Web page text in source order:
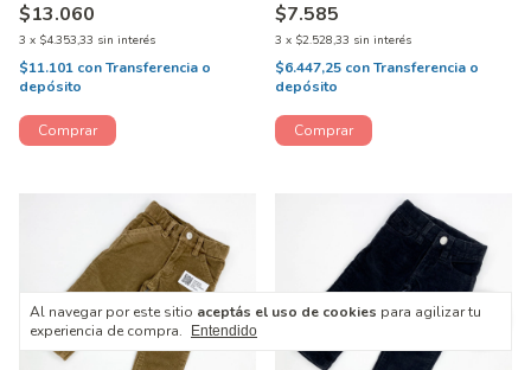
Al navegar por este sitio aceptás el uso de cookies para agilizar tu
experiencia de compra.
Entendido
$13.060
3 x $4.353,33 sin interés
$11.101 conTransferencia o
depósito
$7.585
3 x $2.528,33 sin interés
$6.447,25 conTransferencia o
depósito